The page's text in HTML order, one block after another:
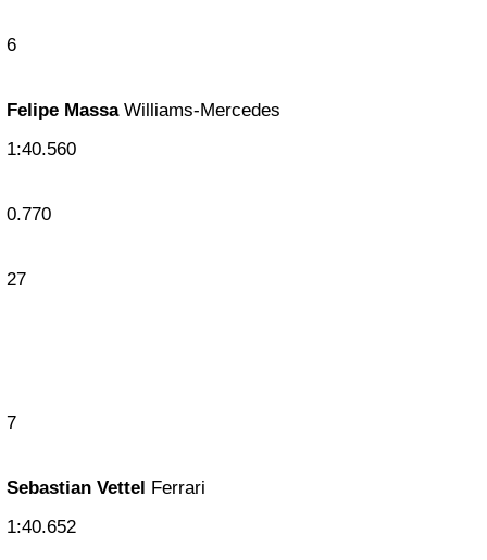
6
Felipe MassaWilliams-Mercedes
1:40.560
0.770
27
7
Sebastian Vettel Ferrari
1:40.652